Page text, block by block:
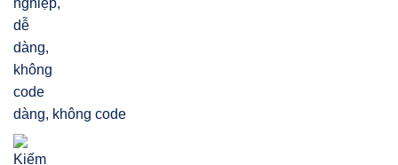
dàng, không code